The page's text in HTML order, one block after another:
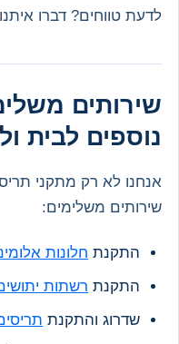
לדעת טווחים? דברו
שירותים
נוספים לבית
אנחנו לא רק מתקני
שירותים משלימים:
התקנת חלונות
התקנת רשתות
שדרוג והתקנת